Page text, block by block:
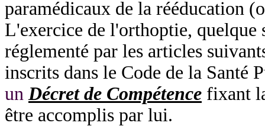
paramédicaux de la rééducation
L'exercice de l'orthoptie, quelque
réglementé par les articles
inscrits dans le Code de la Santé
unDécret de Compétence fixant
être accomplis par lui.